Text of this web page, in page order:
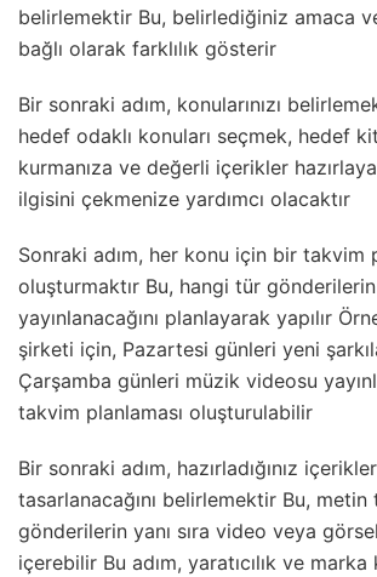
belirlemektir Bu, belirlediğiniz amaca
bağlı olarak farklılık gösterir
Bir sonraki adım, konularınızı
hedef odaklı konuları seçmek, hedef
kurmanıza ve değerli içerikler
ilgisini çekmenize yardımcı olacaktır
Sonraki adım, her konu için bir takvim
oluşturmaktır Bu, hangi tür
yayınlanacağını planlayarak yapılır
şirketi için, Pazartesi günleri yeni
Çarşamba günleri müzik videosu
takvim planlaması oluşturulabilir
Bir sonraki adım, hazırladığınız
tasarlanacağını belirlemektir Bu, metin
gönderilerin yanı sıra video veya
içerebilir Bu adım, yaratıcılık ve